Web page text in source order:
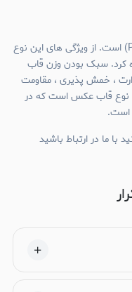
جنس قاب عکس های نیم وال پروفیل (PVC) است. از ویژگی های این نوع
کرد. سبک بودن وزن قاب
، خمش پذیری ، مقاومت
نوع قاب عکس است که در
است.
با ما در ارتباط باشید